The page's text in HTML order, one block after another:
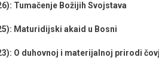
Tumačenje Božijih Svojstava
Maturidijski akaid u Bosni
O duhovnoj i materijalnoj prirodi